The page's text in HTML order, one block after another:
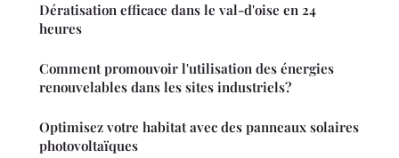
Dératisation efficace dans le val-d'oise en 24
heures
Comment promouvoir l'utilisation des énergies
renouvelables dans les sites industriels?
Optimisez votre habitat avec des panneaux solaires
photovoltaïques